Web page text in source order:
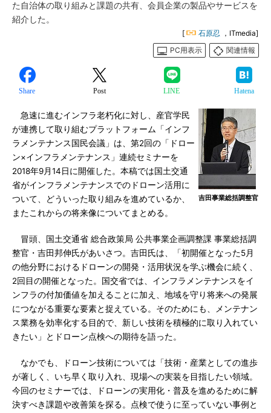
た自治体の取り組みと課題の共有、会員企業の製品やサービスを
紹介した。
[ 石原忍 ，ITmedia]
PC用表示
関連情報
Share Post LINE Hatena
吉田事業総括調整官
急速に進むインフラ老朽化に対し、産官学民
が連携して取り組むプラットフォーム「インフ
ラメンテナンス国民会議」は、第2回の「ドロー
ン×インフラメンテナンス」連続セミナーを
2018年9月14日に開催した。本稿では国土交通
省がインフラメンテナンスでのドローン活用に
ついて、どういった取り組みを進めているか、
またこれからの将来像についてまとめる。
冒頭、国土交通省 総合政策局 公共事業企画調整課 事業総括調
整官・吉田邦伸氏があいさつ。吉田氏は、「初開催となった5月
の他分野におけるドローンの開発・活用状況を学ぶ機会に続く、
2回目の開催となった。国交省では、インフラメンテナンスをイ
ンフラの付加価値を加えることに加え、地域を守り将来への発展
につながる重要な要素と捉えている。そのためにも、メンテナン
ス業務を効率化する目的で、新しい技術を積極的に取り入れてい
きたい」とドローン点検への期待を語った。
なかでも、ドローン技術については「技術・産業としての進歩
が著しく、いち早く取り入れ、現場への実装を目指したい領域。
今回のセミナーでは、ドローンの実用化・普及を進めるために解
決すべき課題や改善策を探る。点検で使うに至っていない事例と